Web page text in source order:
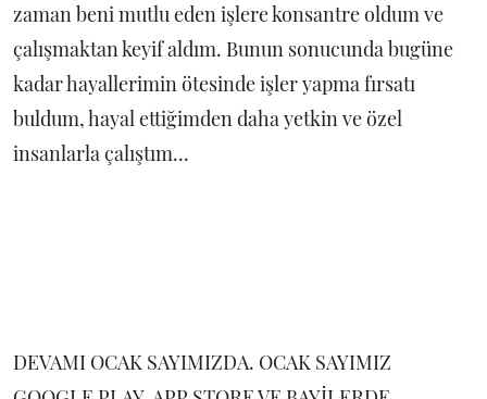
zaman beni mutlu eden işlere konsantre oldum ve
çalışmaktan keyif aldım. Bunun sonucunda bugüne
kadar hayallerimin ötesinde işler yapma fırsatı
buldum, hayal ettiğimden daha yetkin ve özel
insanlarla çalıştım...
DEVAMI OCAK SAYIMIZDA. OCAK SAYIMIZ